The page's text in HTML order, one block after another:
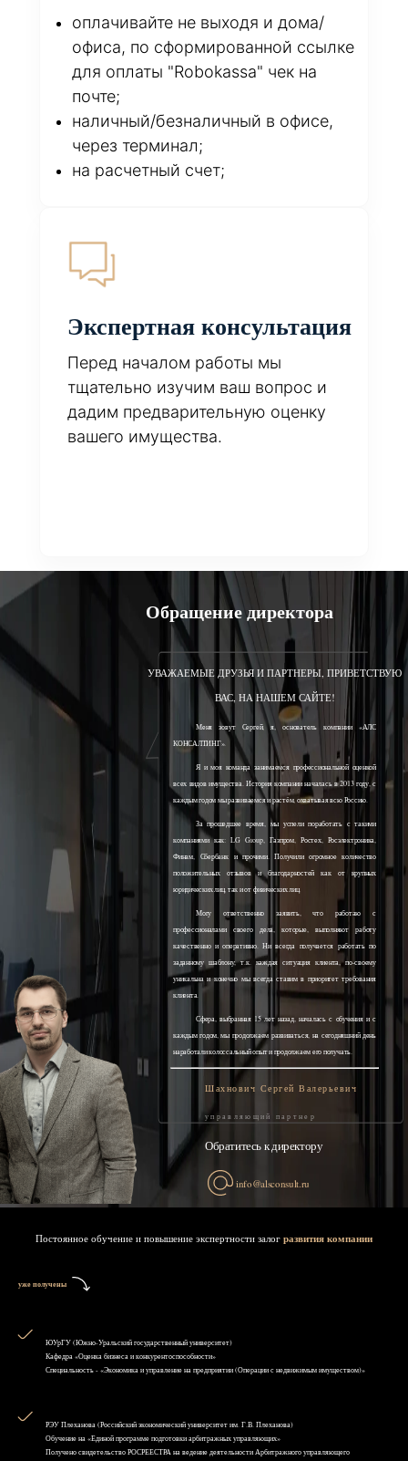
оплачивайте не выходя и дома/
офиса, по сформированной ссылке
для оплаты "Robokassa" чек на
почте;
наличный/безналичный в офисе,
через терминал;
на расчетный счет;
Экспертная консультация
Перед началом работы мы
тщательно изучим ваш вопрос и
дадим предварительную оценку
вашего имущества.
Обращение директора
УВАЖАЕМЫЕ ДРУЗЬЯ И ПАРТНЕРЫ, ПРИВЕТСТВУЮ
ВАС, НА НАШЕМ САЙТЕ!
Меня зовут Сергей, я, основатель компании «АЛС
КОНСАЛТИНГ».
Я и моя команда занимаемся профессиональной оценкой
всех видов имущества. История компании началась в 2013 году, с
каждым годом мы развиваемся и растём, охватывая всю Россию.
За прошедшее время, мы успели поработать с такими
компаниями как: LG Group, Газпром, Ростех, Росэлектроника,
Финам, Сбербанк и прочими. Получили огромное количество
положительных отзывов и благодарностей как от крупных
юридических лиц, так и от физических лиц.
Могу ответственно заявить, что работаю с
профессионалами своего дела, которые, выполняют работу
качественно и оперативно. Ни всегда получается работать по
заданному шаблону, т.к. каждая ситуация клиента, по-своему
уникальна и конечно мы всегда ставим в приоритет требования
клиента.
Сфера, выбранная 15 лет назад, началась с обучения и с
каждым годом, мы продолжаем развиваться, на сегодняшний день
наработали колоссальный опыт и продолжаем его получать.
Шахнович Сергей Валерьевич
управляющий партнер
Обратитесь к директору
info@alsconsult.ru
Постоянное обучение и повышение экспертности залог развития компании
уже получены
ЮУрГУ (Южно-Уральский государственный университет)
Кафедра «Оценка бизнеса и конкурентоспособности»
Специальность - «Экономика и управление на предприятии (Операции с недвижимым имуществом)»
РЭУ Плеханова (Российский экономический университет им. Г.В. Плеханова)
Обучение на «Единой программе подготовки арбитражных управляющих»
Получено свидетельство РОСРЕЕСТРА на ведение деятельности Арбитражного управляющего